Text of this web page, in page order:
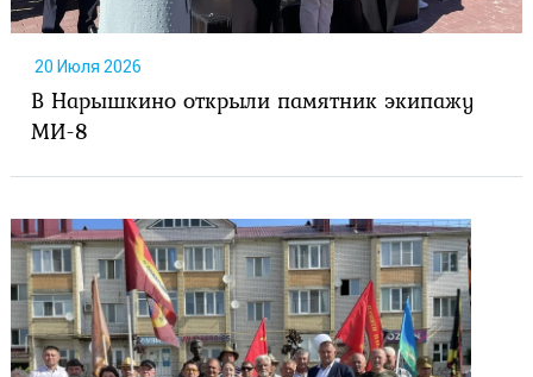
20 Июля 2026
В Нарышкино открыли памятник экипажу
МИ-8